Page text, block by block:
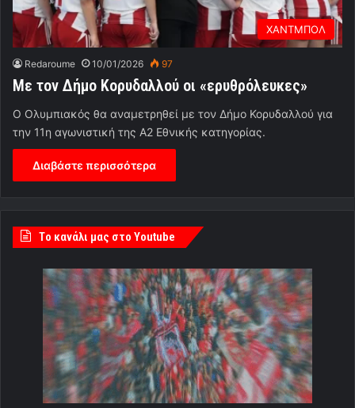
ΧΑΝΤΜΠΟΛ
Redaroume 10/01/2026 97
Με τον Δήμο Κορυδαλλού οι «ερυθρόλευκες»
Ο Ολυμπιακός θα αναμετρηθεί με τον Δήμο Κορυδαλλού για
την 11η αγωνιστική της Α2 Εθνικής κατηγορίας.
Διαβάστε περισσότερα
Tο κανάλι μας στο Youtube